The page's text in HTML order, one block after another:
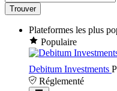
Trouver
Plateformes les plus
Populaire
Debitum Investments
Réglementé